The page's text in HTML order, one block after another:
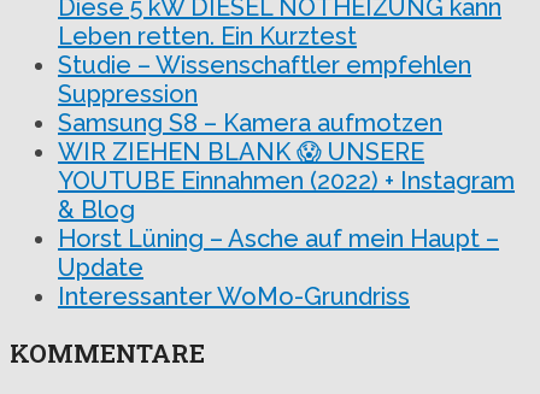
Diese 5 kW DIESEL NOTHEIZUNG kann
Leben retten. Ein Kurztest
Studie – Wissenschaftler empfehlen
Suppression
Samsung S8 – Kamera aufmotzen
WIR ZIEHEN BLANK 😱 UNSERE
YOUTUBE Einnahmen (2022) + Instagram
& Blog
Horst Lüning – Asche auf mein Haupt –
Update
Interessanter WoMo-Grundriss
KOMMENTARE